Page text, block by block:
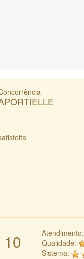
10
Atendimento:
Qualidade:
Sistema: